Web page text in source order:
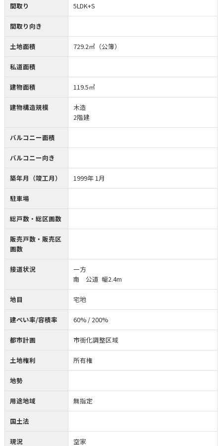
間取り 5LDK+S
間取り向き
土地面積 729.2㎡（公簿）
私道面積
建物面積 119.5㎡
建物構造規模
木造
2階建
バルコニー面積
バルコニー向き
築年月（竣工月） 1999年 1月
駐車場
総戸数・総区画数
販売戸数・販売区
画数
接道状況
一方
南 公道 幅2.4m
地目 宅地
建ぺい率/容積率 60% / 200%
都市計画 市街化調整区域
土地権利 所有権
地勢
用途地域 無指定
国土法
現況 空家